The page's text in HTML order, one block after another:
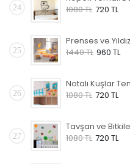
24
1080 TL 720 TL
25
1440 TL 960 TL
26
1080 TL 720 TL
27
1080 TL 720 TL